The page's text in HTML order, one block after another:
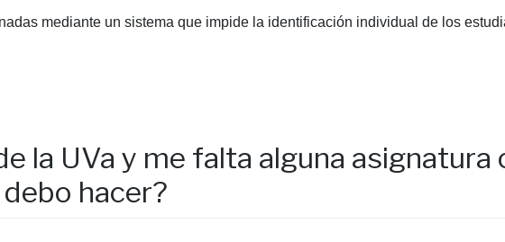
mediante un sistema que impide la identificación individual de los
la UVa y me falta alguna asignatura
hacer?